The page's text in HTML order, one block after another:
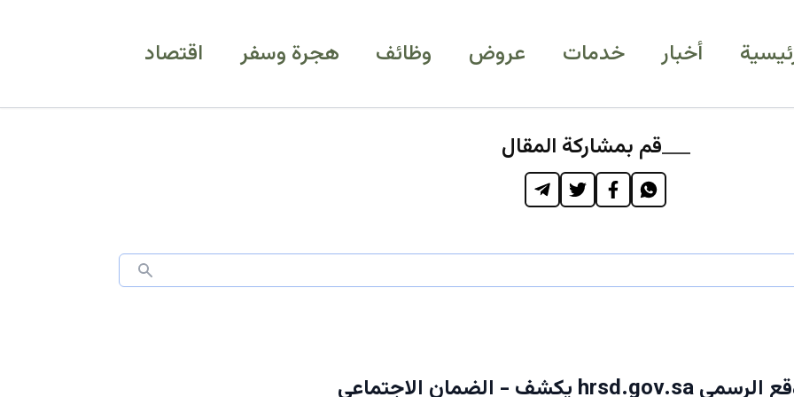
أخبار خدمات عروض وظائف هجرة وسفر اقتصاد
قم بمشاركة المقال
عاجل: الموقع الرسمي hrsd.gov.sa يكشف - الضمان الاجتماعي